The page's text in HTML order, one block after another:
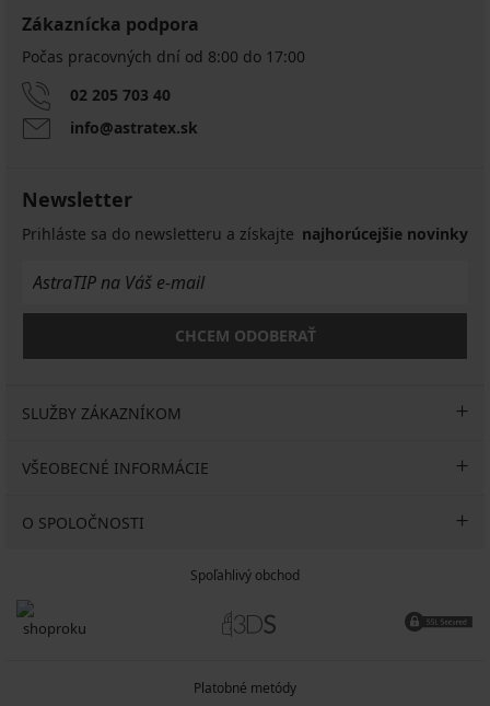
Zákaznícka podpora
Počas pracovných dní od 8:00 do 17:00
02 205 703 40
info@astratex.sk
Newsletter
Prihláste sa do newsletteru a získajte najhorúcejšie novinky
CHCEM ODOBERAŤ
SLUŽBY ZÁKAZNÍKOM
VŠEOBECNÉ INFORMÁCIE
O SPOLOČNOSTI
Spoľahlivý obchod
Platobné metódy